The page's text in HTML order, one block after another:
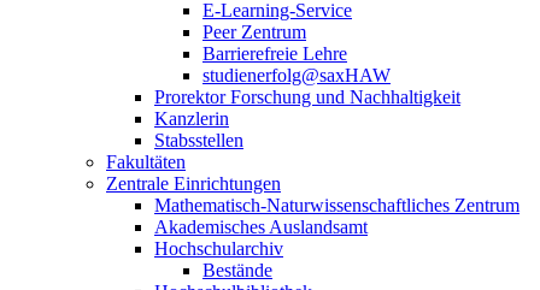
E-Learning-Service
Peer Zentrum
Barrierefreie Lehre
studienerfolg@saxHAW
Prorektor Forschung und Nachhaltigkeit
Kanzlerin
Stabsstellen
Fakultäten
Zentrale Einrichtungen
Mathematisch-Naturwissenschaftliches Zentrum
Akademisches Auslandsamt
Hochschularchiv
Bestände